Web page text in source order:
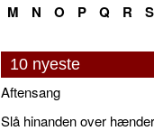
M N O P Q R S
10 nyeste
Aftensang
Slå hinanden over